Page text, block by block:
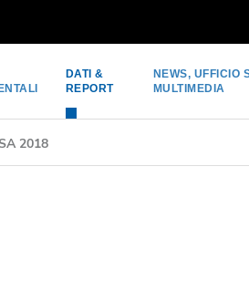
DATI &
REPORT
NEWS, UFFICIO
MULTIMEDIA
2018